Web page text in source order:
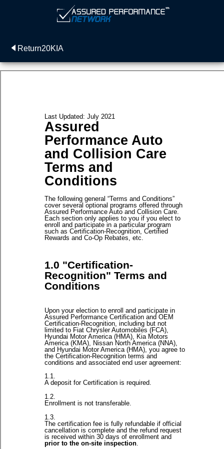
Return20KIA